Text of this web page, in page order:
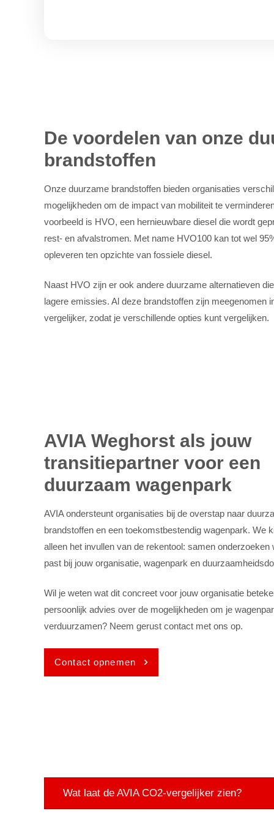
Ben je al klant?
Ja Nee
De voordelen van onze
brandstoffen
Onze duurzame brandstoffen bieden organisaties
mogelijkheden om de impact van mobiliteit te
voorbeeld is HVO, een hernieuwbare diesel die wordt
rest- en afvalstromen. Met name HVO100 kan tot wel
opleveren ten opzichte van fossiele diesel.
Naast HVO zijn er ook andere duurzame alternatieven
lagere emissies. Al deze brandstoffen zijn meegenomen
vergelijker, zodat je verschillende opties kunt vergelijken.
AVIA Weghorst als jouw
transitiepartner voor een
duurzaam wagenpark
AVIA ondersteunt organisaties bij de overstap naar
brandstoffen en een toekomstbestendig wagenpark. We
alleen het invullen van de rekentool: samen onderzoeken
past bij jouw organisatie, wagenpark en
Wil je weten wat dit concreet voor jouw organisatie
persoonlijk advies over de mogelijkheden om je
verduurzamen? Neem gerust contact met ons op.
Contact opnemen
Wat laat de AVIA CO2-vergelijker zien?